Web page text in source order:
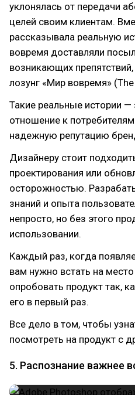
уклонялась от передачи
целей своим клиентам.
рассказывала реальную
вовремя доставляли
возникающих
лозунг «Мир вовремя»
Такие реальные истории —
отношение к
надежную репутацию
Дизайнеру стоит
проектирования или
осторожностью.
знаний и опыта
непросто, но без этого
использовании.
Каждый раз, когда
вам нужно встать на
опробовать продукт так,
его в первый раз.
Все дело в том, чтобы
посмотреть на продукт с
5. Распознание важнее